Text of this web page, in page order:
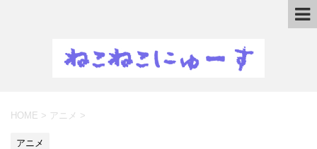
HOME > アニメ >
アニメ